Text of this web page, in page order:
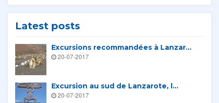
Latest posts
Excursions recommandées à Lanzar...
20-07-2017
Excursion au sud de Lanzarote, l...
20-07-2017